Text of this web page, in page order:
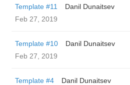
Template #11
Danil Dunaitsev
Feb 27, 2019
Template #10
Danil Dunaitsev
Feb 27, 2019
Template #4
Danil Dunaitsev